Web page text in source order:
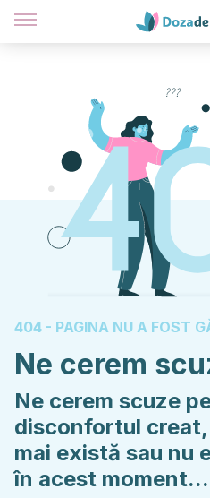
404 - PAGINA NU A FOST
Ne cerem
Ne cerem scuze
disconfortul
mai există sau nu
în acest moment...